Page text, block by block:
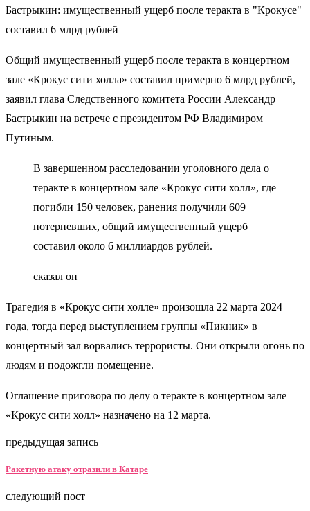
Бастрыкин: имущественный ущерб после теракта в "Крокусе"
составил 6 млрд рублей
Общий имущественный ущерб после теракта в концертном
зале «Крокус сити холла» составил примерно 6 млрд рублей,
заявил глава Следственного комитета России Александр
Бастрыкин на встрече с президентом РФ Владимиром
Путиным.
В завершенном расследовании уголовного дела о
теракте в концертном зале «Крокус сити холл», где
погибли 150 человек, ранения получили 609
потерпевших, общий имущественный ущерб
составил около 6 миллиардов рублей.
сказал он
Трагедия в «Крокус сити холле» произошла 22 марта 2024
года, тогда перед выступлением группы «Пикник» в
концертный зал ворвались террористы. Они открыли огонь по
людям и подожгли помещение.
Оглашение приговора по делу о теракте в концертном зале
«Крокус сити холл» назначено на 12 марта.
предыдущая запись
Ракетную атаку отразили в Катаре
следующий пост